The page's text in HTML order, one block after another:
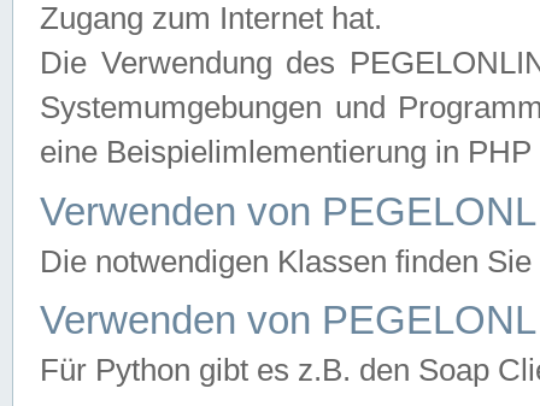
Zugang zum Internet hat.
Die Verwendung des
Systemumgebungen und
eine Beispielimlementierung in
Verwenden von
Die notwendigen Klassen finden
Verwenden von
Für Python gibt es z.B. den Soap